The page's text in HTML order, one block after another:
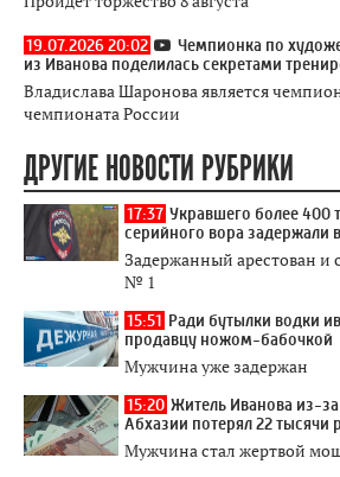
19.07.2026 20:02
Чемпионка по
из Иванова поделилась секретами
Владислава Шаронова является
чемпионата России
ДРУГИЕ НОВОСТИ РУБРИКИ
17:37 Укравшего более 400
серийного вора задержали
Задержанный арестован и
№ 1
15:51 Ради бутылки водки
продавцу ножом-бабочкой
Мужчина уже задержан
15:20 Житель Иванова из-
Абхазии потерял 22 тысячи
Мужчина стал жертвой